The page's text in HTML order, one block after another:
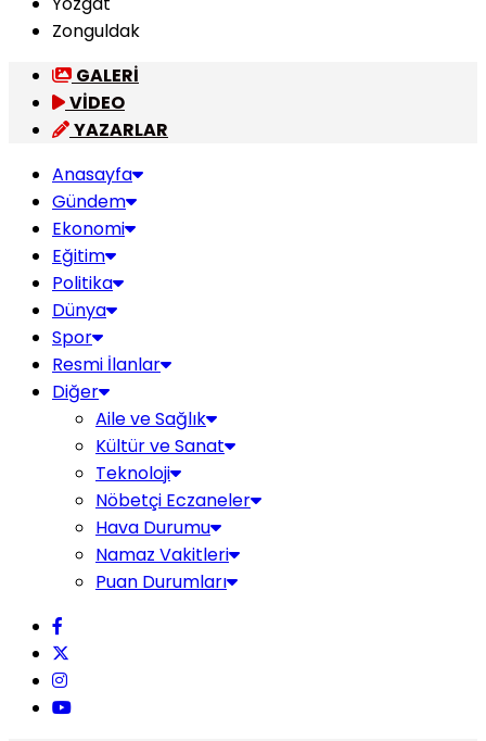
Zonguldak
GALERİ
VİDEO
YAZARLAR
Anasayfa
Gündem
Ekonomi
Eğitim
Politika
Dünya
Spor
Resmi İlanlar
Diğer
Aile ve Sağlık
Kültür ve Sanat
Teknoloji
Nöbetçi Eczaneler
Hava Durumu
Namaz Vakitleri
Puan Durumları